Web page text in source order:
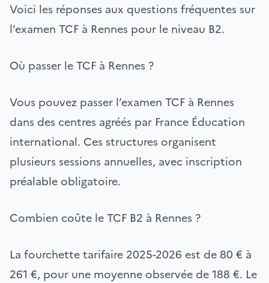
Voici les réponses aux questions fréquentes sur
l’examen TCF à Rennes pour le niveau B2.
Où passer le TCF à Rennes ?
Vous pouvez passer l’examen TCF à Rennes
dans des centres agréés par France Éducation
international. Ces structures organisent
plusieurs sessions annuelles, avec inscription
préalable obligatoire.
Combien coûte le TCF B2 à Rennes ?
La fourchette tarifaire 2025-2026 est de 80 € à
261 €, pour une moyenne observée de 188 €. Le